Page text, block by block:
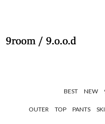
BEST NEW
OUTER TOP PANTS